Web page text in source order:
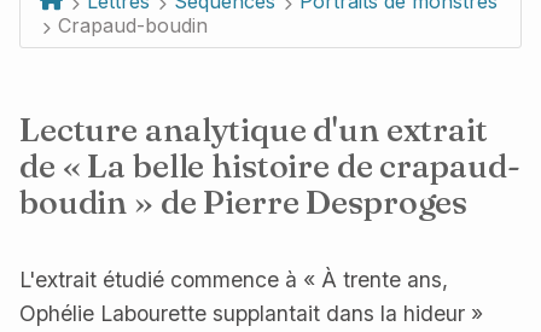
Crapaud-boudin
Lecture analytique d'un extrait
de « La belle histoire de crapaud-
boudin » de Pierre Desproges
L'extrait étudié commence à « À trente ans,
Ophélie Labourette supplantait dans la hideur »